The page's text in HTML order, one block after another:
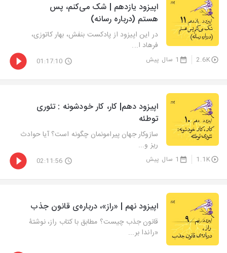
اپیزود یازدهم | شک می‌کنم، پس
هستم (درباره رسانه)
در این اپیزود از پادکست بنفش، بهار کاتوزی،
فرهاد ا...
2.6K 1 سال پیش 01:17:10
اپیزود دهم| کار، کار خودشونه : تئوری
توطئه
سازوکار جهان پیرامونمان چگونه است؟ آیا حوادث
ریز و...
1.1K 1 سال پیش 02:11:56
اپیزود نهم | «راز»، درباره‌ی قانون جذب
قانون جذب چیست؟ مطابق با کتاب راز، نوشتۀ
«راندا بر...